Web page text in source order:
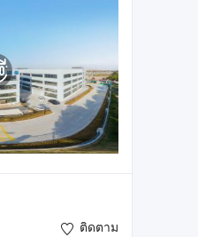
ติดตาม